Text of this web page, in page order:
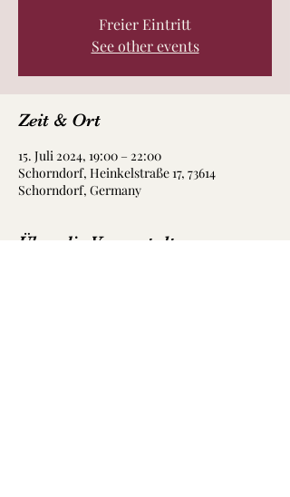
Freier Eintritt
See other events
Zeit & Ort
15. Juli 2024, 19:00 – 22:00
Schorndorf, Heinkelstraße 17, 73614
Schorndorf, Germany
Über die Veranstaltung